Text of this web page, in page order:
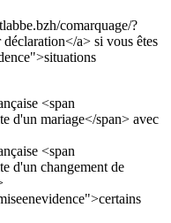
comarquage/?
a> si vous êtes
<span
d'un mariage</span> avec
<span
d'un changement de